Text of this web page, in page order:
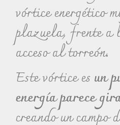
vórtice energético
plazuela, frente a
acceso al torreón.
Este vórtice esun
energía parece
creando un campo